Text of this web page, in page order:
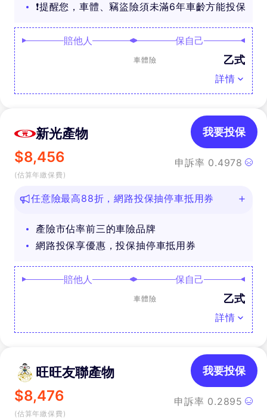
❗提醒您，車體、竊盜險須未滿6年車齡方能投保
賠他人 保自己
車體險 乙式
詳情
新光產物
$8,456
(估算年繳保費)
申訴率 0.4978
我要投保
任意險最高88折，網路投保抽停車抵用券
產險市佔率前三的車險品牌
網路投保享優惠，投保抽停車抵用券
賠他人 保自己
車體險 乙式
詳情
旺旺友聯產物
$8,476
(估算年繳保費)
申訴率 0.2895
我要投保